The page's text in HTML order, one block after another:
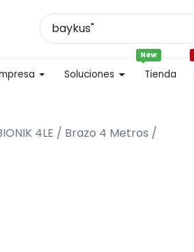
Soluciones Tienda
New
4LE / Brazo 4 Metros /